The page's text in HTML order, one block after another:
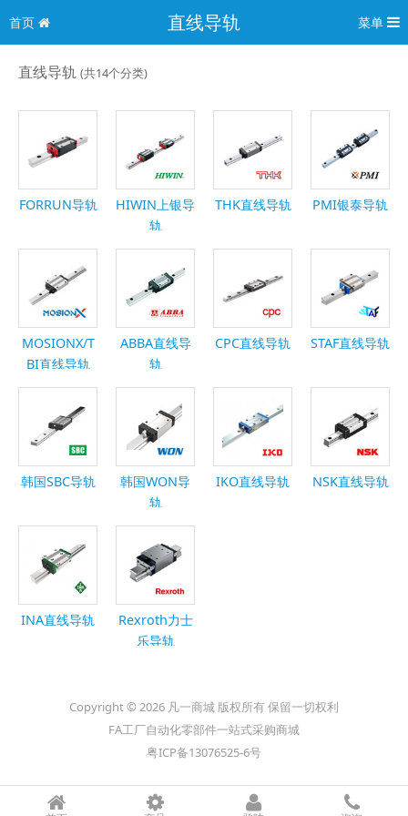
首页 直线导轨 菜单
直线导轨 (共14个分类)
FORRUN导轨
HIWIN上银导
轨
THK直线导轨 PMI银泰导轨
MOSIONX/T
BI直线导轨
ABBA直线导
轨
CPC直线导轨 STAF直线导轨
韩国SBC导轨
韩国WON导
轨
IKO直线导轨 NSK直线导轨
INA直线导轨
Rexroth力士
乐导轨
Copyright © 2026 凡一商城 版权所有 保留一切权利
FA工厂自动化零部件一站式采购商城
粤ICP备13076525-6号